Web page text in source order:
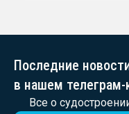
Последние
в нашем телеграм-
Все о